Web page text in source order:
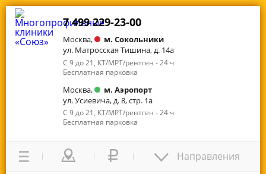
7 499 229-23-00
Москва,
м. Сокольники
ул. Матросская Тишина, д. 14а
С 9 до 21, КТ/МРТ/рентген - 24 ч
Бесплатная парковка
Москва,
м. Аэропорт
ул. Усиевича, д. 8, стр. 1а
С 9 до 21, КТ/МРТ/рентген - 24 ч
Бесплатная парковка
Направления